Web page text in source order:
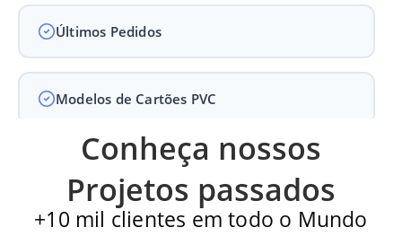
Últimos Pedidos
Modelos de Cartões PVC
Carteirinha de Igreja
Cartão PVC
Conheça nossos
Projetos passados
+10 mil clientes em todo o Mundo